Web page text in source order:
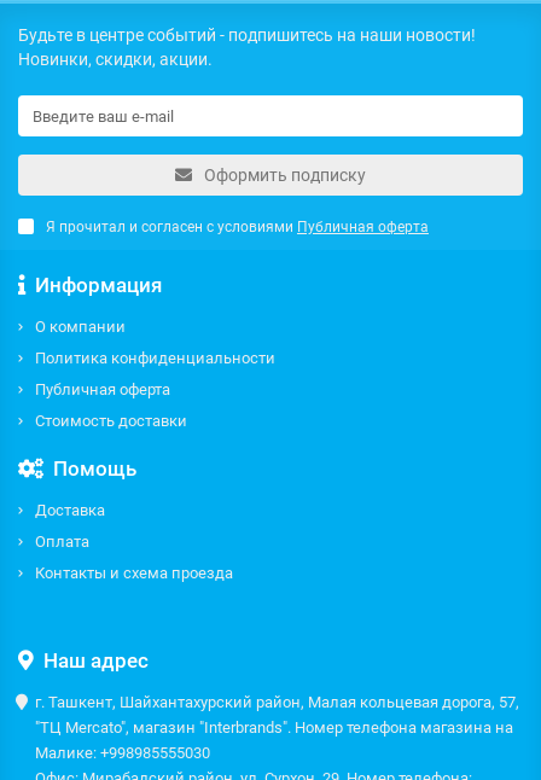
Будьте в центре событий - подпишитесь на наши новости!
Новинки, скидки, акции.
Оформить подписку
Я прочитал и согласен с условиями Публичная оферта
Информация
О компании
Политика конфиденциальности
Публичная оферта
Стоимость доставки
Помощь
Доставка
Оплата
Контакты и схема проезда
Наш адрес
г. Ташкент, Шайхантахурский район, Малая кольцевая дорога, 57,
"ТЦ Mercato", магазин "Interbrands". Номер телефона магазина на
Малике: +998985555030